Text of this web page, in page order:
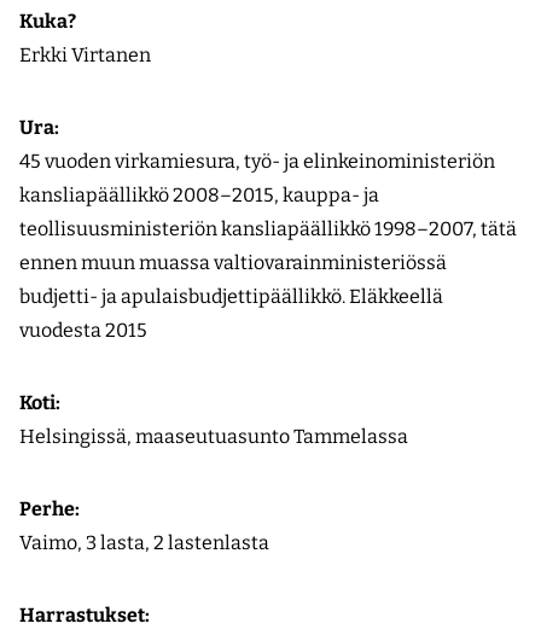
Kuka?
Erkki Virtanen
Ura:
45 vuoden virka­miesura, työ- ja elinkeino­ministeriön
kansliapäällikkö 2008–2015, kauppa- ja
teollisuusministeriön kansliapäällikkö 1998–2007, tätä
ennen muun muassa valtiovarain­ministeriössä
budjetti- ja apulaisbudjettipäällikkö. Eläkkeellä
vuodesta 2015
Koti:
Helsingissä, maaseutuasunto Tammelassa
Perhe:
Vaimo, 3 lasta, 2 lastenlasta
Harrastukset: